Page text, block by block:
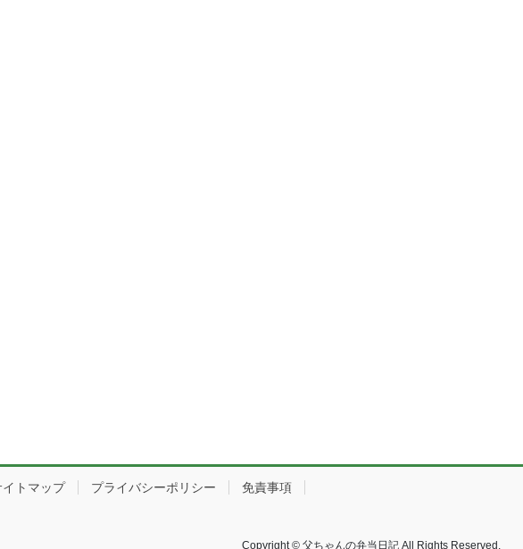
イトマップ プライバシーポリシー 免責事項
Copyright © 父ちゃんの弁当日記 All Rights Reserved.